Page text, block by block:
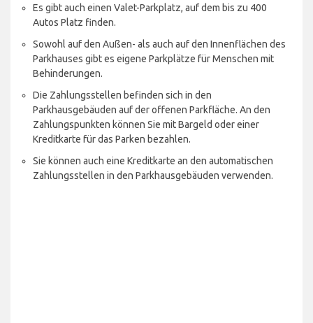
Es gibt auch einen Valet-Parkplatz, auf dem bis zu 400
Autos Platz finden.
Sowohl auf den Außen- als auch auf den Innenflächen des
Parkhauses gibt es eigene Parkplätze für Menschen mit
Behinderungen.
Die Zahlungsstellen befinden sich in den
Parkhausgebäuden auf der offenen Parkfläche. An den
Zahlungspunkten können Sie mit Bargeld oder einer
Kreditkarte für das Parken bezahlen.
Sie können auch eine Kreditkarte an den automatischen
Zahlungsstellen in den Parkhausgebäuden verwenden.